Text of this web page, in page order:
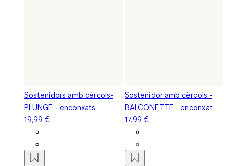
Sostenidors amb cèrcols-
PLUNGE - enconxats
19,99 €
Sostenidor amb cèrcols -
BALCONETTE - enconxat
17,99 €